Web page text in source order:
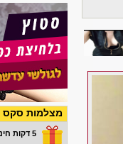
מצלמות סקס
5 דקות חינם במתנה